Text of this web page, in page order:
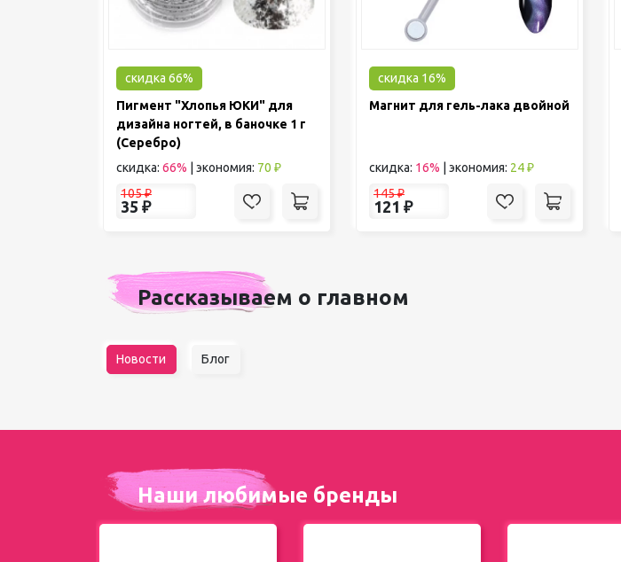
скидка 66%
Пигмент "Хлопья ЮКИ" для
дизайна ногтей, в баночке 1 г
(Серебро)
скидка: 66% | экономия: 70 ₽
105₽
35 ₽
скидка 16%
Магнит для гель-лака двойной
скидка: 16% | экономия: 24 ₽
145₽
121 ₽
Рассказываем о главном
Новости Блог
Наши любимые бренды